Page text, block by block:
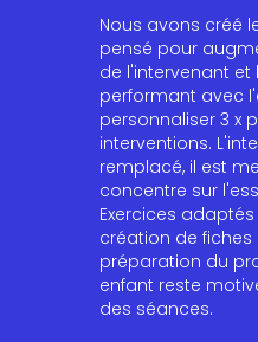
Nous avons créé
pensé pour
de l'intervenant et
performant avec
personnaliser 3 x
interventions.
remplacé, il est
concentre sur
Exercices
création de fiches
préparation du
enfant reste
des séances.